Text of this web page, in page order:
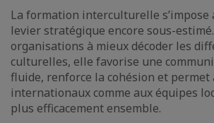
La formation interculturelle s’impose
levier stratégique encore sous-
organisations à mieux décoder les
culturelles, elle favorise une
fluide, renforce la cohésion et permet
internationaux comme aux équipes
plus efficacement ensemble.